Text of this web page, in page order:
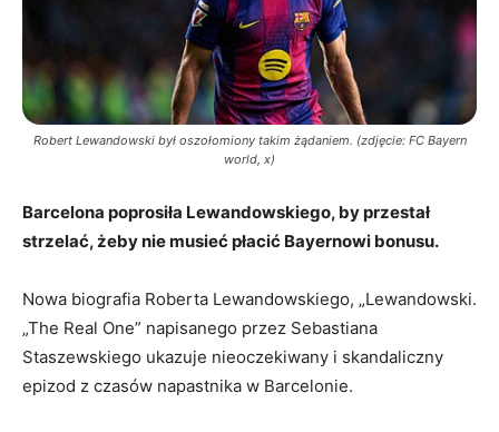
Robert Lewandowski był oszołomiony takim żądaniem. (zdjęcie: FC Bayern
world, x)
Barcelona poprosiła Lewandowskiego, by przestał
strzelać, żeby nie musieć płacić Bayernowi bonusu.
Nowa biografia Roberta Lewandowskiego, „Lewandowski.
„The Real One” napisanego przez Sebastiana
Staszewskiego ukazuje nieoczekiwany i skandaliczny
epizod z czasów napastnika w Barcelonie.